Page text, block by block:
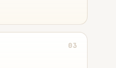
03